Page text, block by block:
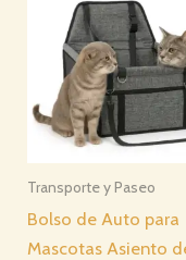
Transporte y Paseo
Bolso de Auto para
Mascotas Asiento